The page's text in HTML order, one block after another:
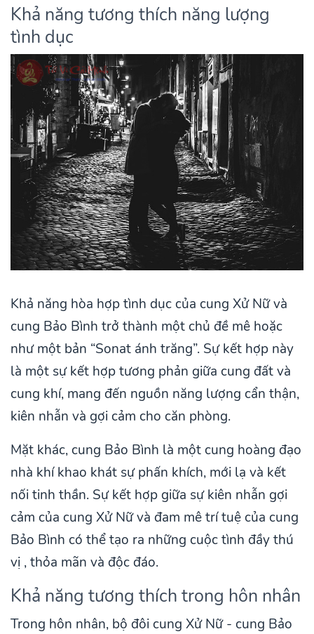
Khả năng tương thích năng lượng
tình dục
Khả năng hòa hợp tình dục của cung Xử Nữ và
cung Bảo Bình trở thành một chủ đề mê hoặc
như một bản “Sonat ánh trăng”. Sự kết hợp này
là một sự kết hợp tương phản giữa cung đất và
cung khí, mang đến nguồn năng lượng cẩn thận,
kiên nhẫn và gợi cảm cho căn phòng.
Mặt khác, cung Bảo Bình là một cung hoàng đạo
nhà khí khao khát sự phấn khích, mới lạ và kết
nối tinh thần. Sự kết hợp giữa sự kiên nhẫn gợi
cảm của cung Xử Nữ và đam mê trí tuệ của cung
Bảo Bình có thể tạo ra những cuộc tình đầy thú
vị , thỏa mãn và độc đáo.
Khả năng tương thích trong hôn nhân
Trong hôn nhân, bộ đôi cung Xử Nữ - cung Bảo